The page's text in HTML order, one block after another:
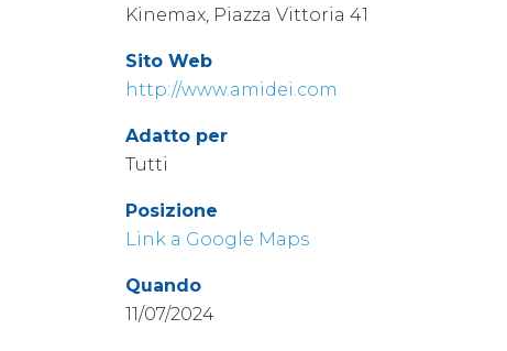
Kinemax, Piazza Vittoria 41
Sito Web
http://www.amidei.com
Adatto per
Tutti
Posizione
Link a Google Maps
Quando
11/07/2024